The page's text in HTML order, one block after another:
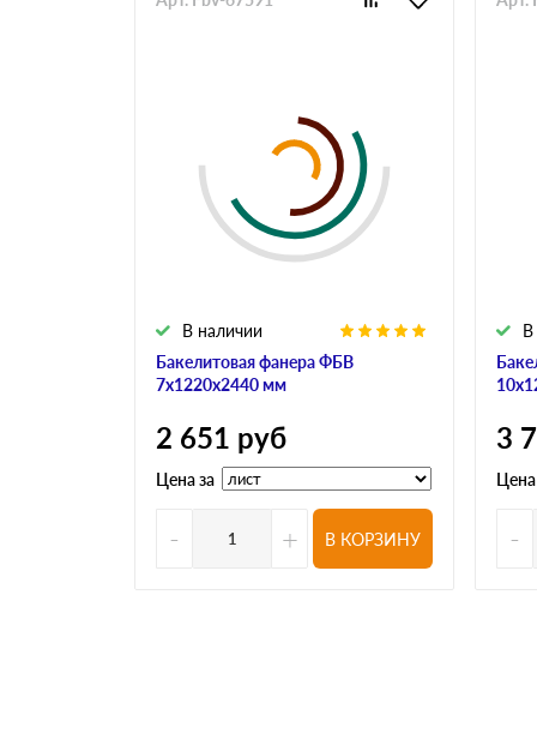
Бакелитовая фанера ФБВ
7х1220х2440 мм
В наличии
2 651 руб
Цена за
- + В КОРЗИНУ
В
3
Цена
-